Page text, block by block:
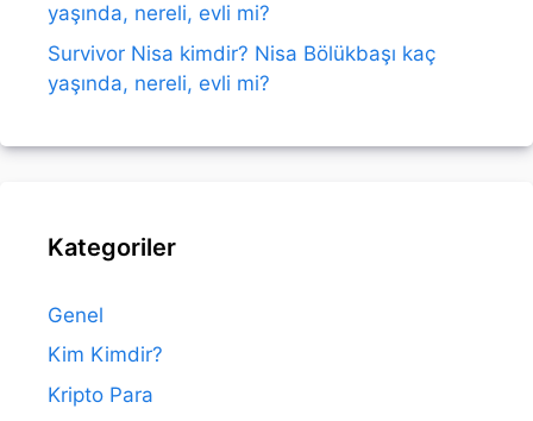
yaşında, nereli, evli mi?
Survivor Nisa kimdir? Nisa Bölükbaşı kaç
yaşında, nereli, evli mi?
Kategoriler
Genel
Kim Kimdir?
Kripto Para